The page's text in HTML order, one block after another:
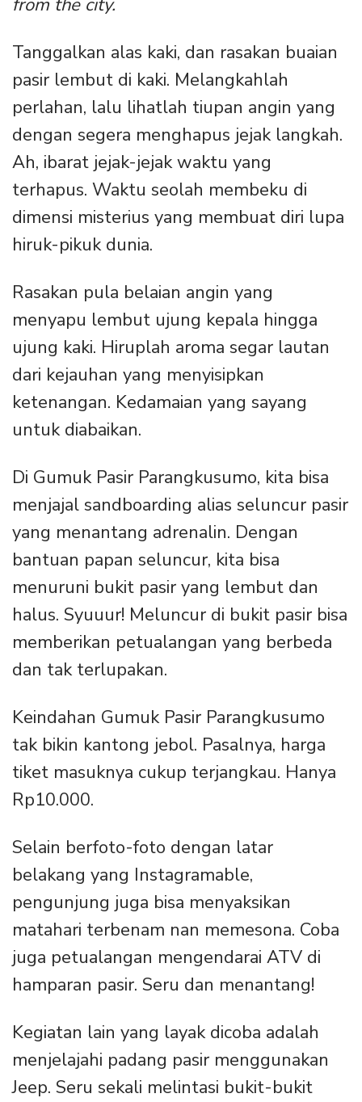
from the city.
Tanggalkan alas kaki, dan rasakan buaian
pasir lembut di kaki. Melangkahlah
perlahan, lalu lihatlah tiupan angin yang
dengan segera menghapus jejak langkah.
Ah, ibarat jejak-jejak waktu yang
terhapus. Waktu seolah membeku di
dimensi misterius yang membuat diri lupa
hiruk-pikuk dunia.
Rasakan pula belaian angin yang
menyapu lembut ujung kepala hingga
ujung kaki. Hiruplah aroma segar lautan
dari kejauhan yang menyisipkan
ketenangan. Kedamaian yang sayang
untuk diabaikan.
Di Gumuk Pasir Parangkusumo, kita bisa
menjajal sandboarding alias seluncur pasir
yang menantang adrenalin. Dengan
bantuan papan seluncur, kita bisa
menuruni bukit pasir yang lembut dan
halus. Syuuur! Meluncur di bukit pasir bisa
memberikan petualangan yang berbeda
dan tak terlupakan.
Keindahan Gumuk Pasir Parangkusumo
tak bikin kantong jebol. Pasalnya, harga
tiket masuknya cukup terjangkau. Hanya
Rp10.000.
Selain berfoto-foto dengan latar
belakang yang Instagramable,
pengunjung juga bisa menyaksikan
matahari terbenam nan memesona. Coba
juga petualangan mengendarai ATV di
hamparan pasir. Seru dan menantang!
Kegiatan lain yang layak dicoba adalah
menjelajahi padang pasir menggunakan
Jeep. Seru sekali melintasi bukit-bukit